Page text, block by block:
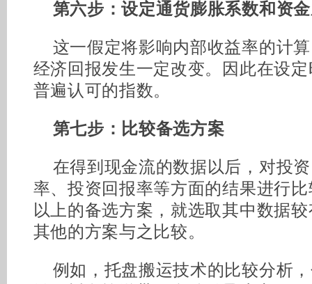
第六步：设定通货膨胀系数和资
这一假定将影响内部收益率的计
经济回报发生一定改变。因此在设
普遍认可的指数。
第七步：比较备选方案
在得到现金流的数据以后，对投
率、投资回报率等方面的结果进行
以上的备选方案，就选取其中数据
其他的方案与之比较。
例如，托盘搬运技术的比较分析